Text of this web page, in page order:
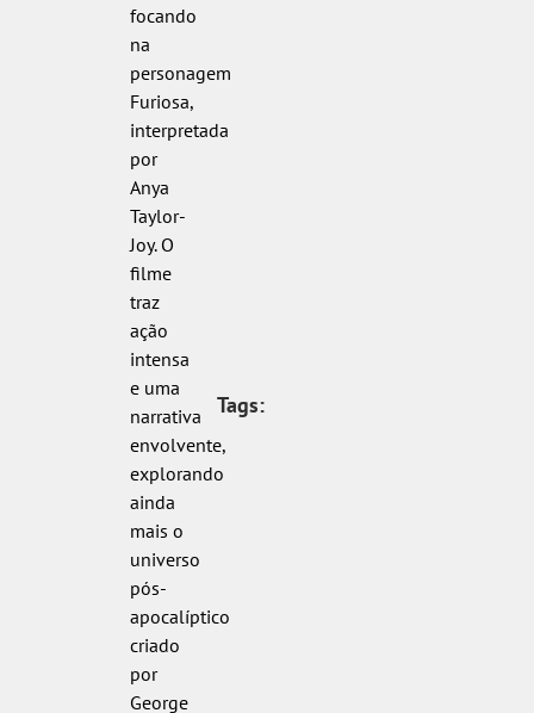
focando
na
personagem
Furiosa,
interpretada
por
Anya
Taylor-
Joy. O
filme
traz
ação
intensa
e uma
narrativa
envolvente,
explorando
ainda
mais o
universo
pós-
apocalíptico
criado
por
George
Tags: